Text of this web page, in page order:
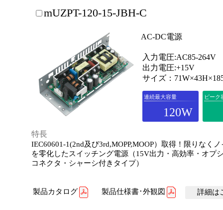
mUZPT-120-15-JBH-C
AC-DC電源
入力電圧:AC85-264V
出力電圧:+15V
サイズ：
連続最大容量
120W
ピーク
特長
IEC60601-1(2nd及び3rd,MOPP,MOOP）取得！限りなく
を零化したスイッチング電源（15V出力・高効率・オプ
コネクタ・シャーシ付きタイプ）
製品カタログ 製品仕様書･外観図 詳細は